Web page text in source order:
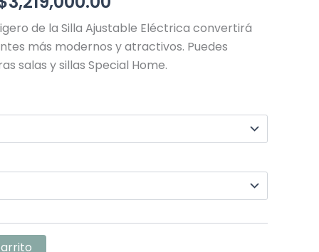
$3,219,000.00.
de la Silla Ajustable Eléctrica convertirá
más modernos y atractivos. Puedes
salas y sillas Special Home.